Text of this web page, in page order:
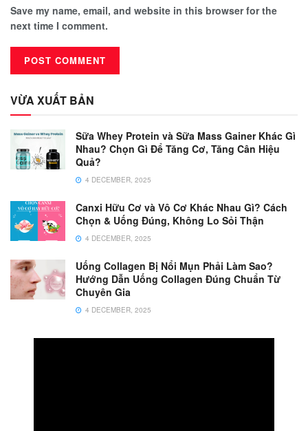
Save my name, email, and website in this browser for the
next time I comment.
VỪA XUẤT BẢN
Sữa Whey Protein và Sữa Mass Gainer Khác Gì
Nhau? Chọn Gì Để Tăng Cơ, Tăng Cân Hiệu
Quả?
4 DECEMBER, 2025
Canxi Hữu Cơ và Vô Cơ Khác Nhau Gì? Cách
Chọn & Uống Đúng, Không Lo Sỏi Thận
4 DECEMBER, 2025
Uống Collagen Bị Nổi Mụn Phải Làm Sao?
Hướng Dẫn Uống Collagen Đúng Chuẩn Từ
Chuyên Gia
4 DECEMBER, 2025